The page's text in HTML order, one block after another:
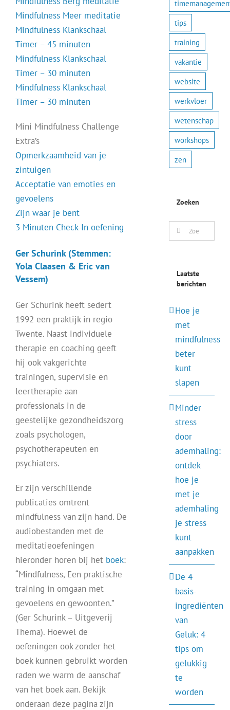
Mindfulness Meer meditatie
Mindfulness Klankschaal
Timer – 45 minuten
Mindfulness Klankschaal
Timer – 30 minuten
Mindfulness Klankschaal
Timer – 30 minuten
Mini Mindfulness Challenge
Extra’s
Opmerkzaamheid van je
zintuigen
Acceptatie van emoties en
gevoelens
Zijn waar je bent
3 Minuten Check-In oefening
Ger Schurink (Stemmen:
Yola Claasen & Eric van
Vessem)
Ger Schurink heeft sedert
1992 een praktijk in regio
Twente. Naast individuele
therapie en coaching geeft
hij ook vakgerichte
trainingen, supervisie en
leertherapie aan
professionals in de
geestelijke gezondheidszorg
zoals psychologen,
psychotherapeuten en
psychiaters.
Er zijn verschillende
publicaties omtrent
mindfulness van zijn hand. De
audiobestanden met de
meditatieoefeningen
hieronder horen bij het boek:
“Mindfulness, Een praktische
training in omgaan met
gevoelens en gewoonten.”
(Ger Schurink – Uitgeverij
Thema). Hoewel de
oefeningen ook zonder het
boek kunnen gebruikt worden
raden we warm de aanschaf
van het boek aan. Bekijk
onderaan deze pagina zijn
tips
training
vakantie
website
werkvloer
wetenschap
workshops
zen
Zoeken
Zoeken
naar:
Laatste
berichten
Hoe je
met
mindfulness
beter
kunt
slapen
Minder
stress
door
ademhaling:
ontdek
hoe je
met je
ademhaling
je stress
kunt
aanpakken
De 4
basis-
ingrediënten
van
Geluk: 4
tips om
gelukkig
te
worden